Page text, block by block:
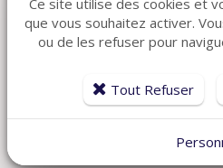
ARTICLES
également ces produits
Ce site utilise des cookies et
que vous souhaitez activer.
ou de les refuser pour
Tout Refuser